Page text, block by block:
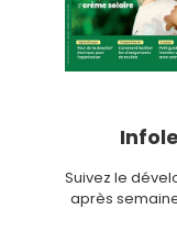
Suivez le
après